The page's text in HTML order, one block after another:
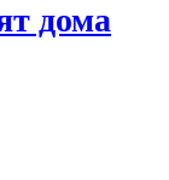
дома